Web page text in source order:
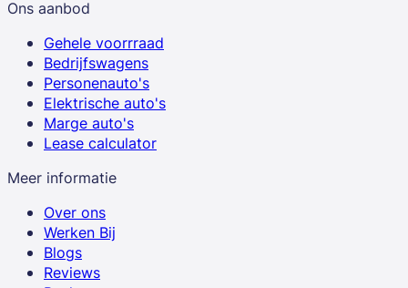
Ons aanbod
Gehele voorrraad
Bedrijfswagens
Personenauto's
Elektrische auto's
Marge auto's
Lease calculator
Meer informatie
Over ons
Werken Bij
Blogs
Reviews